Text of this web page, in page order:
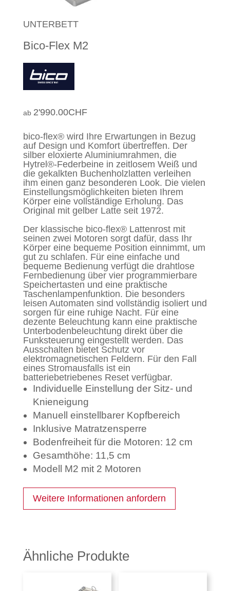
UNTERBETT
Bico-Flex M2
2'990.00CHF
bico-flex® wird Ihre Erwartungen in Bezug
auf Design und Komfort übertreffen. Der
silber eloxierte Aluminiumrahmen, die
Hytrel®-Federbeine in zeitlosem Weiß und
die gekalkten Buchenholzlatten verleihen
ihm einen ganz besonderen Look. Die vielen
Einstellungsmöglichkeiten bieten Ihrem
Körper eine vollständige Erholung. Das
Original mit gelber Latte seit 1972.
Der klassische bico-flex® Lattenrost mit
seinen zwei Motoren sorgt dafür, dass Ihr
Körper eine bequeme Position einnimmt, um
gut zu schlafen. Für eine einfache und
bequeme Bedienung verfügt die drahtlose
Fernbedienung über vier programmierbare
Speichertasten und eine praktische
Taschenlampenfunktion. Die besonders
leisen Automaten sind vollständig isoliert und
sorgen für eine ruhige Nacht. Für eine
dezente Beleuchtung kann eine praktische
Unterbodenbeleuchtung direkt über die
Funksteuerung eingestellt werden. Das
Ausschalten bietet Schutz vor
elektromagnetischen Feldern. Für den Fall
eines Stromausfalls ist ein
batteriebetriebenes Reset verfügbar.
Individuelle Einstellung der Sitz- und
Knieneigung
Manuell einstellbarer Kopfbereich
Inklusive Matratzensperre
Bodenfreiheit für die Motoren: 12 cm
Gesamthöhe: 11,5 cm
Modell M2 mit 2 Motoren
Weitere Informationen anfordern
Ähnliche Produkte